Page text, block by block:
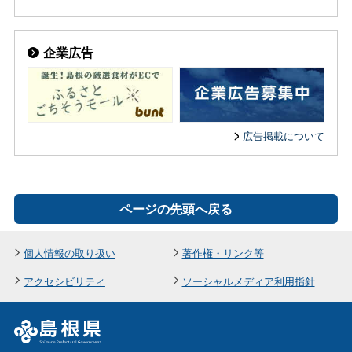
企業広告
広告掲載について
ページの先頭へ戻る
個人情報の取り扱い
著作権・リンク等
アクセシビリティ
ソーシャルメディア利用指針